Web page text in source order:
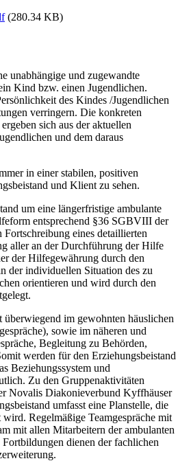
(280.34 KB)
unabhängige und zugewandte
Kind bzw. einen Jugendlichen.
des Kindes /Jugendlichen
verringern. Die konkreten
sich aus der aktuellen
und dem daraus
in einer stabilen, positiven
und Klient zu sehen.
um eine längerfristige ambulante
entsprechend §36 SGBVIII der
eines detaillierten
aller an der Durchführung der Hilfe
der Hilfegewährung durch den
der individuellen Situation des zu
orientieren und wird durch den
im gewohnten häuslichen
sowie im näheren und
Begleitung zu Behörden,
werden für den Erziehungsbeistand
Beziehungssystem und
Zu den Gruppenaktivitäten
Novalis Diakonieverbund Kyffhäuser
umfasst eine Planstelle, die
Regelmäßige Teamgespräche mit
mit allen Mitarbeitern der ambulanten
dienen der fachlichen